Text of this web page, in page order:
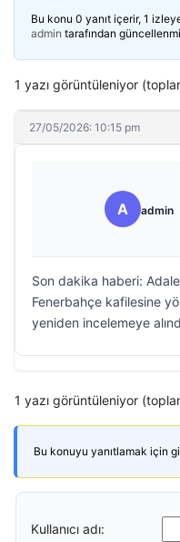
Bu konu 0 yanıt içerir, 1
admin tarafından
1 yazı görüntüleniyor
27/05/2026: 10:15 pm
A admin
Son dakika haberi:
Fenerbahçe kafilesine
yeniden incelemeye
1 yazı görüntüleniyor
Bu konuyu yanıtlamak için
Kullanıcı adı: